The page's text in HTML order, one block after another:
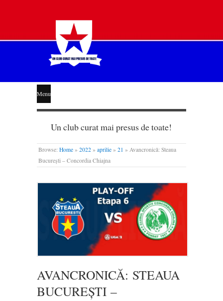
STEAUA
LIBERĂ
Menu
Un club curat mai presus de toate!
Browse: Home » 2022 » aprilie » 21 » Avancronică: Steaua
București – Concordia Chiajna
AVANCRONICĂ: STEAUA
BUCUREȘTI –